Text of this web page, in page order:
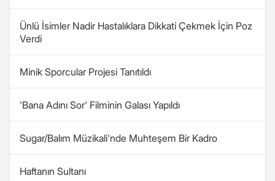
Ünlü İsimler Nadir Hastalıklara Dikkati Çekmek İçin Poz
Verdi
Minik Sporcular Projesi Tanıtıldı
'Bana Adını Sor' Filminin Galası Yapıldı
Sugar/Balım Müzikali'nde Muhteşem Bir Kadro
Haftanın Sultanı